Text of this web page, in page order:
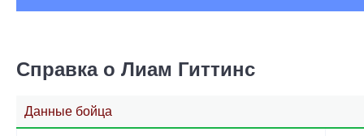
Справка о Лиам Гиттинс
Данные бойца